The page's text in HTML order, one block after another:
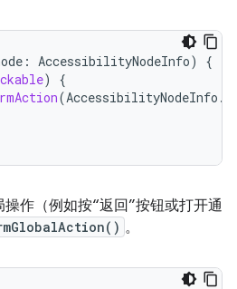
: AccessibilityNodeInfo)
{
)
{
(AccessibilityNodeInfo .
作（例如按“返回”按钮或打开通
。